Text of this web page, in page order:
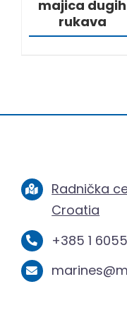
majica dugih
rukava
Radnička
Croatia
+385 1